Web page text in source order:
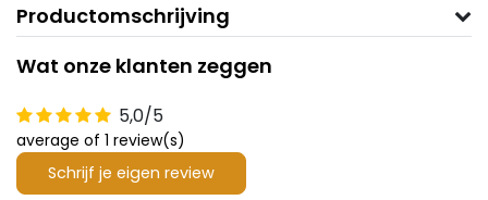
Productomschrijving
Wat onze klanten zeggen
5,0/5
average of 1 review(s)
Schrijf je eigen review